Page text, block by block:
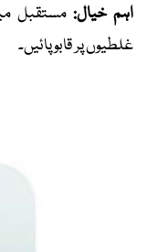
اہم خیال: مستقبل
غلطیوں پر قابو پائیں۔